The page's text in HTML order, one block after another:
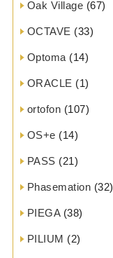
Oak Village (67)
OCTAVE (33)
Optoma (14)
ORACLE (1)
ortofon (107)
OS+e (14)
PASS (21)
Phasemation (32)
PIEGA(38)
PILIUM (2)